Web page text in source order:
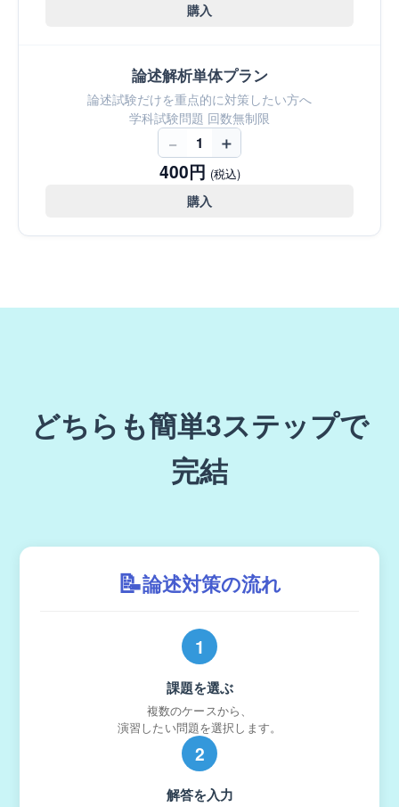
購入
論述解析単体プラン
論述試験だけを重点的に対策したい方へ
学科試験問題 回数無制限
− 1 ＋
400円 (税込)
購入
どちらも簡単3ステップで
完結
📝論述対策の流れ
1
課題を選ぶ
複数のケースから、
演習したい問題を選択します。
2
解答を入力